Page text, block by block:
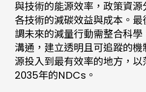
與技術的能源效率，政策資
各技術的減碳效益與成本。
調未來的減量行動需整合科
溝通，建立透明且可追蹤的
源投入到最有效率的地方，
2035年的NDCs。